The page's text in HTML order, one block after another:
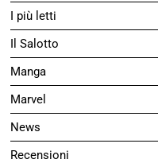
I più letti
Il Salotto
Manga
Marvel
News
Recensioni